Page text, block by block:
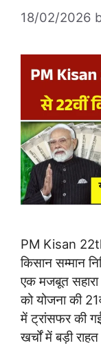
18/02/2026
PM Kisan
किसान सम्मान
एक मजबूत
को योजना की
में ट्रांसफर की
खर्चों में बड़ी